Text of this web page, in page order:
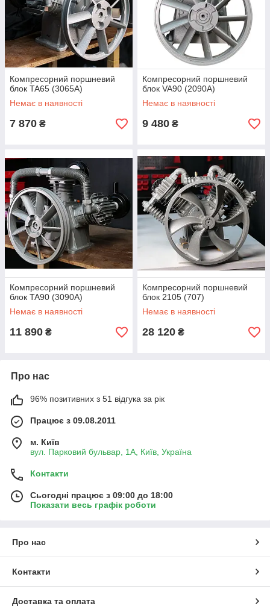
Компресорний поршневий
блок TA65 (3065A)
Немає в наявності
7 870 ₴
Компресорний поршневий
блок VA90 (2090A)
Немає в наявності
9 480 ₴
Компресорний поршневий
блок TA90 (3090A)
Немає в наявності
11 890 ₴
Компресорний поршневий
блок 2105 (707)
Немає в наявності
28 120 ₴
Про нас
96% позитивних з 51 відгука за рік
Працює з 09.08.2011
м. Київ
вул. Парковий бульвар, 1А, Київ, Україна
Контакти
Сьогодні працює з 09:00 до 18:00
Показати весь графік роботи
Про нас
Контакти
Доставка та оплата